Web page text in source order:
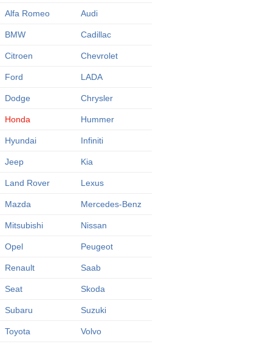
Alfa Romeo Audi
BMW Cadillac
Citroen Chevrolet
Ford LADA
Dodge Chrysler
Honda Hummer
Hyundai Infiniti
Jeep Kia
Land Rover Lexus
Mazda Mercedes-Benz
Mitsubishi Nissan
Opel Peugeot
Renault Saab
Seat Skoda
Subaru Suzuki
Toyota Volvo